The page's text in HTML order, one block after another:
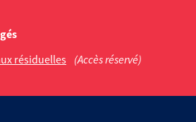
résiduelles
(Accès réservé)